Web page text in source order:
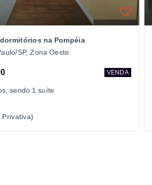
na Pompéia
SP, Zona Oeste
VENDA
, sendo 1 suíte
Privativa)